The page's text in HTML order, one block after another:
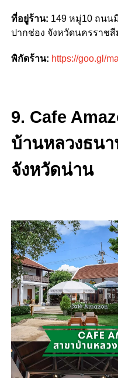
ที่อยู่ร้าน: 149 หมู่10 ถนน
ปากช่อง จังหวัดนครราชสี
พิกัดร้าน: https://goo.gl/
9. Cafe
บ้านหลวงธน
จังหวัดน่าน